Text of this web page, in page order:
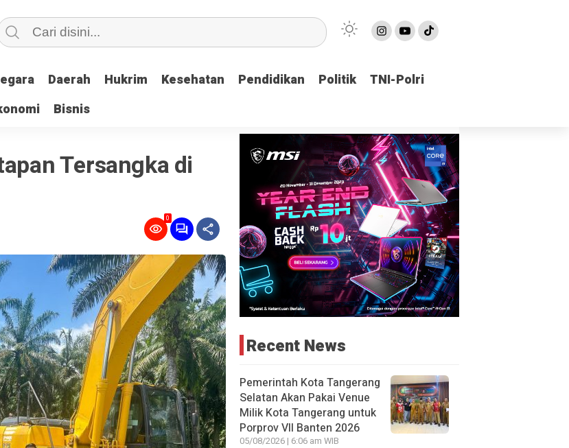
Daerah Hukrim Kesehatan Pendidikan Politik
TNI-Polri
Bisnis
Daerah Hukrim Kesehatan Pendidikan Politik
TNI-Polri
Bisnis
Tersangka di
0
Recent News
Pemerintah Kota Tangerang
Selatan Akan Pakai Venue
Milik Kota Tangerang untuk
Porprov VII Banten 2026
05/08/2026 | 6:06 am WIB